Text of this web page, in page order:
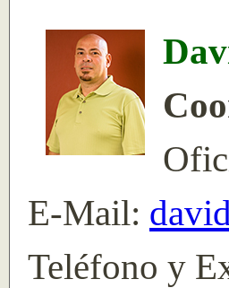
E-Mail:
Teléfono y